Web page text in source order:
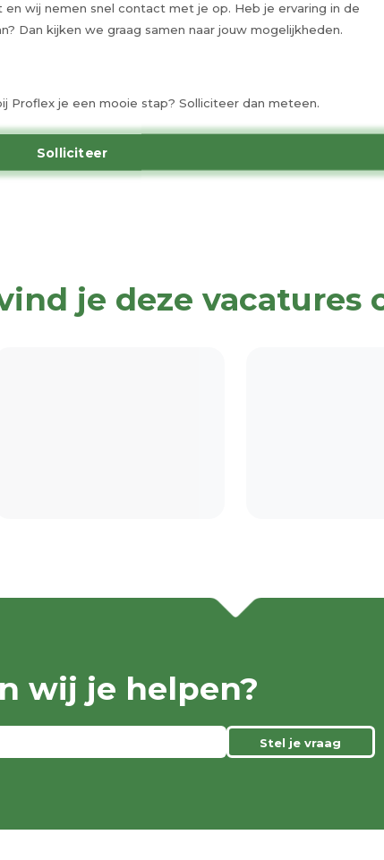
wij nemen snel contact met je op. Heb je ervaring in de
Dan kijken we graag samen naar jouw mogelijkheden.
Proflex je een mooie stap? Solliciteer dan meteen.
Solliciteer
je deze vacatures
wij je helpen?
Stel je vraag